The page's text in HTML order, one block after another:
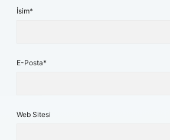
İsim*
E-Posta*
Web Sitesi